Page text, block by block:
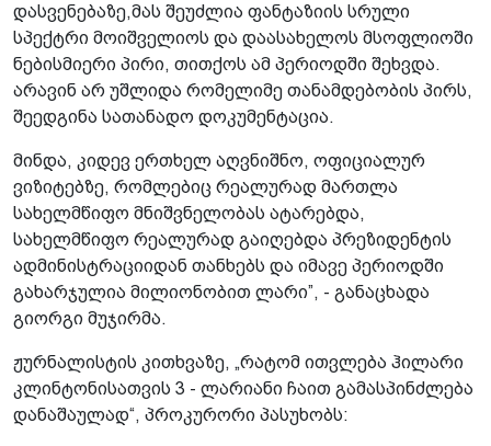
დასვენებაზე,მას შეუძლია ფანტაზიის სრული
სპექტრი მოიშველიოს და დაასახელოს მსოფლიოში
ნებისმიერი პირი, თითქოს ამ პერიოდში შეხვდა.
არავინ არ უშლიდა რომელიმე თანამდებობის პირს,
შეედგინა სათანადო დოკუმენტაცია.
მინდა, კიდევ ერთხელ აღვნიშნო, ოფიციალურ
ვიზიტებზე, რომლებიც რეალურად მართლა
სახელმწიფო მნიშვნელობას ატარებდა,
სახელმწიფო რეალურად გაიღებდა პრეზიდენტის
ადმინისტრაციიდან თანხებს და იმავე პერიოდში
გახარჯულია მილიონობით ლარი”, - განაცხადა
გიორგი მუჯირმა.
ჟურნალისტის კითხვაზე, „რატომ ითვლება ჰილარი
კლინტონისათვის 3 - ლარიანი ჩაით გამასპინძლება
დანაშაულად“, პროკურორი პასუხობს: